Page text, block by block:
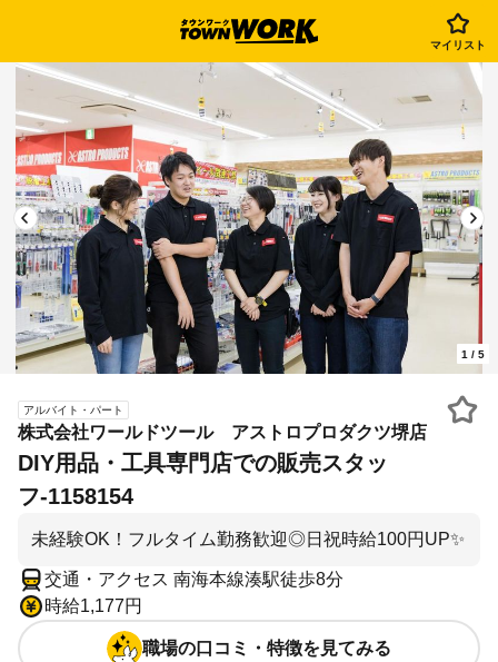
マイリスト
1 / 5
アルバイト・パート
株式会社ワールドツール アストロプロダクツ堺店
DIY用品・工具専門店での販売スタッ
フ-1158154
未経験OK！フルタイム勤務歓迎◎日祝時給100円UP✨
交通・アクセス 南海本線湊駅徒歩8分
時給1,177円
職場の口コミ・特徴を見てみる